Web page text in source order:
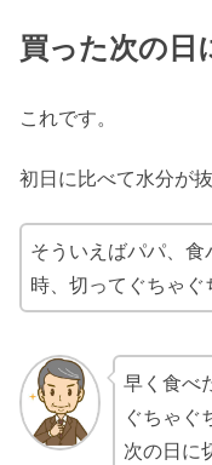
買った次の日
これです。
初日に比べて水分が
そういえばパパ、
時、切ってぐちゃぐ
早く食べ
ぐちゃぐ
次の日に